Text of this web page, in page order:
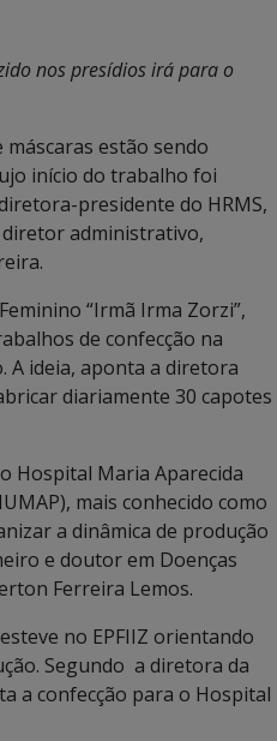
nos presídios irá para o
estão sendo
início do trabalho foi
presidente do HRMS,
diretor administrativo,
“Irmã Irma Zorzi”,
de confecção na
A ideia, aponta a diretora
diariamente 30 capotes
Hospital Maria Aparecida
mais conhecido como
a dinâmica de produção
e doutor em Doenças
Ferreira Lemos.
no EPFIIZ orientando
Segundo a diretora da
a confecção para o Hospital